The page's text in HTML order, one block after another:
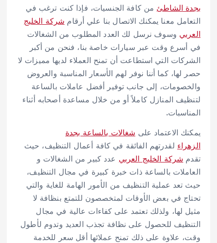
بجدة الشاطئ من كافة الجنسيات، فإذا كنت ترغب في
التعامل معنا يمكنك الاتصال بنا علي أرقام شركة الخليج
العربي وسوف نرسل لك العدد المطلوب من الشغالات
في أسرع وقت عبر سيارات خاصة بنا، فنحن من أكبر
الشركات التي استطاعت أن تمنح العملاء لديها مميزات لا
حصر لها، كما أننا نوفر لهم الأسعار المناسبة والعروض
والخصومات، إلى جانب توفير أفضل عاملات بالساعة
لتنظيف المنازل كاملاً أو من خلال مساعدة أصحابه أثناء
المناسبات.
يمكنك الاعتماد على شغالات بالساعة بجدة
الزهراء لقدرتهم الفائقة في كافة أعمال التنظيف، حيث
تقدم شركة الخليج العربي عدد كبير من الشغالات و
العاملات بالساعة ذات خبرة كبيرة في مجال التنظيف،
حيث تعد عملية التنظيف من الأمور الهامة للغاية والتي
تحتاج في بعض الأوقات لمتخصصون للتمتع بنظافة لا
مثيل لها، ولذلك تعتمد على كفاءات عالية في مجال
التنظيف للحصول على نظافة تجذب العديد وتدوم لأطول
وقت، علاوة على ذلك تمنح عملائها أقل سعر للخدمة